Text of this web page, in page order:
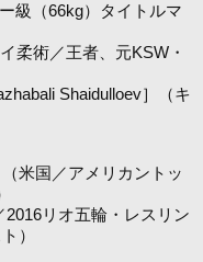
級（66kg）タイトルマ
柔術／王者、元KSW・
Shaidulloev］（キ
米国／アメリカントッ
リオ五輪・レスリン
）